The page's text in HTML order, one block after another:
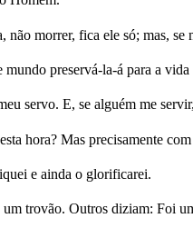
morrer, fica ele só; mas,
preservá-la-á para a vida
servo. E, se alguém me
hora? Mas precisamente
e ainda o glorificarei.
trovão. Outros diziam: Foi